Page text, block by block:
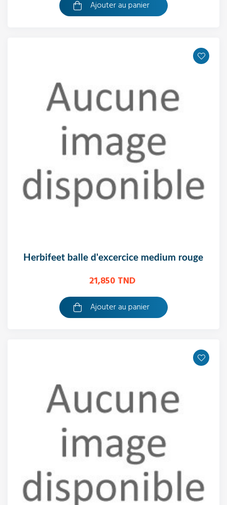
Ajouter au panier
herbifeet balle d'excercice medium rouge
21,850 TND
Ajouter au panier